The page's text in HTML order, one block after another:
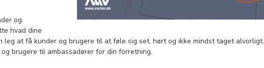
og
hvad dine
leg at få kunder og brugere til at føle sig set, hørt og ikke mindst taget alvorligt.
brugere til ambassadører for din forretning.